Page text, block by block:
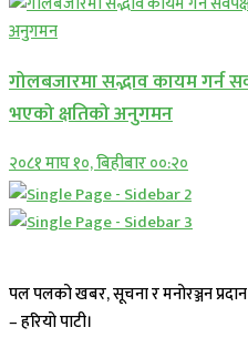
गोलबजारमा सद्भाव कायम गर्न
भएको क्षतिको अनुगमन
२०८१ माघ १०, बिहीबार ००:२०
पल पलको खबर, सूचना र मनोरञ्जन प्रदान
– हरियो पाटी।